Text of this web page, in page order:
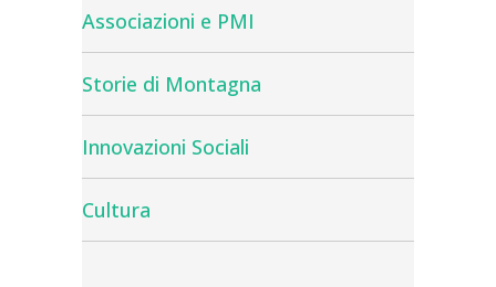
Associazioni e PMI
Storie di Montagna
Innovazioni Sociali
Cultura